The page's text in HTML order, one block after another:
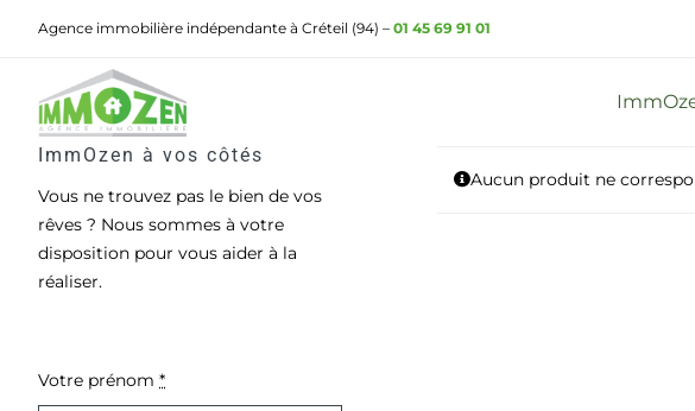
Agence immobilière indépendante à Créteil (94) – 01 45 69 91 01
Aucun produit ne
ImmOzen à vos côtés
Vous ne trouvez pas le bien de vos
rêves ? Nous sommes à votre
disposition pour vous aider à la
réaliser.
Votre prénom *